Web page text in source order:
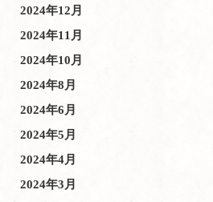
2024年12月
2024年11月
2024年10月
2024年8月
2024年6月
2024年5月
2024年4月
2024年3月